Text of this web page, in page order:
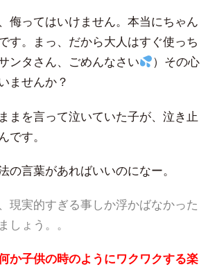
侮ってはいけません。本当にちゃん
す。まっ、だから大人はすぐ使っち
ンタさん、ごめんなさい
）その心
ませんか？
まを言って泣いていた子が、泣き止
です。
の言葉があればいいのになー。
現実的すぎる事しか浮かばなかった
しょう。。
か子供の時のようにワクワクする楽